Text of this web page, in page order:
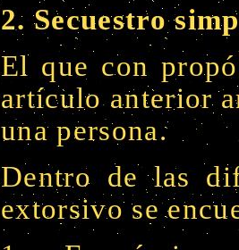
2. Secuestro
El que con
artículo anterior
una persona.
Dentro de las
extorsivo se